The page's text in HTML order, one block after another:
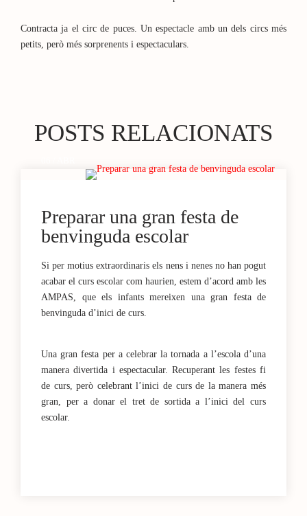
Contracta ja el circ de puces. Un espectacle amb un dels circs més
petits, però més sorprenents i espectaculars.
POSTS RELACIONATS
Preparar una gran festa de
benvinguda escolar
Si per motius extraordinaris els nens i nenes no han pogut
acabar el curs escolar com haurien, estem d’acord amb les
AMPAS, que els infants mereixen una gran festa de
benvinguda d’inici de curs.
Una gran festa per a celebrar la tornada a l’escola d’una
manera divertida i espectacular. Recuperant les festes fi
de curs, però celebrant l’inici de curs de la manera més
gran, per a donar el tret de sortida a l’inici del curs
escolar.